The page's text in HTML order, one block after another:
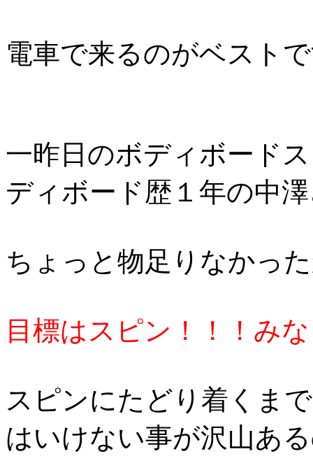
電車で来るのがベスト
一昨日のボディボード
ディボード歴１年の中
ちょっと物足りなかっ
目標はスピン！！！み
スピンにたどり着くま
はいけない事が沢山あ